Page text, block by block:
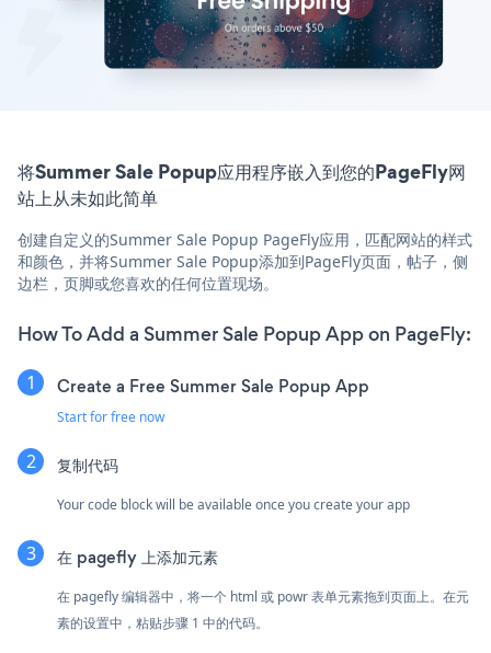
将Summer Sale Popup应用程序嵌入到您的PageFly网
站上从未如此简单
创建自定义的Summer Sale Popup PageFly应用，匹配网站的样式
和颜色，并将Summer Sale Popup添加到PageFly页面，帖子，侧
边栏，页脚或您喜欢的任何位置现场。
How To Add a Summer Sale Popup App on PageFly:
Create a Free Summer Sale Popup App
Start for free now
复制代码
Your code block will be available once you create your app
在 pagefly 上添加元素
在 pagefly 编辑器中，将一个 html 或 powr 表单元素拖到页面上。在元
素的设置中，粘贴步骤 1 中的代码。